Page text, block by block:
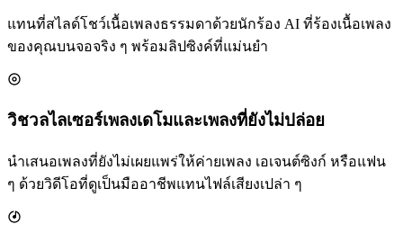
แทนที่สไลด์โชว์เนื้อเพลงธรรมดาด้วยนักร้อง AI ที่ร้องเนื้อเพลง
ของคุณบนจอจริง ๆ พร้อมลิปซิงค์ที่แม่นยำ
วิชวลไลเซอร์เพลงเดโมและเพลงที่ยังไม่ปล่อย
นำเสนอเพลงที่ยังไม่เผยแพร่ให้ค่ายเพลง เอเจนต์ซิงก์ หรือแฟน
ๆ ด้วยวิดีโอที่ดูเป็นมืออาชีพแทนไฟล์เสียงเปล่า ๆ